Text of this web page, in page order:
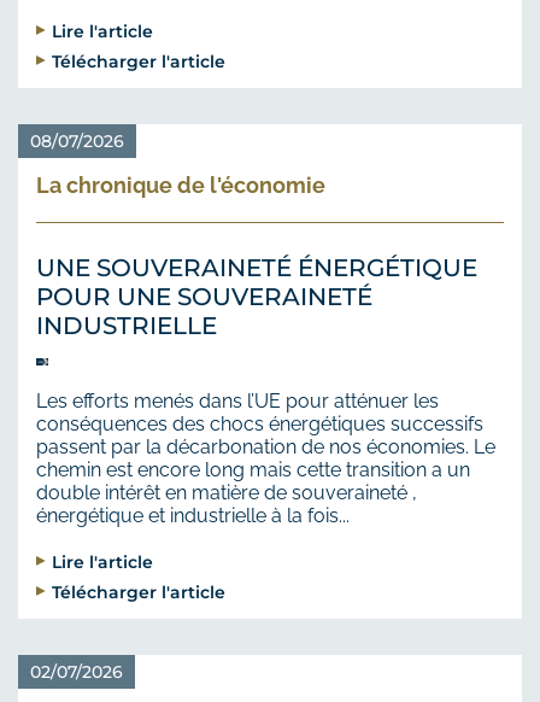
Lire l'article
Télécharger l'article
08/07/2026
La chronique de l'économie
UNE SOUVERAINETÉ ÉNERGÉTIQUE
POUR UNE SOUVERAINETÉ
INDUSTRIELLE
Les efforts menés dans l’UE pour atténuer les
conséquences des chocs énergétiques successifs
passent par la décarbonation de nos économies. Le
chemin est encore long mais cette transition a un
double intérêt en matière de souveraineté ,
énergétique et industrielle à la fois...
Lire l'article
Télécharger l'article
02/07/2026